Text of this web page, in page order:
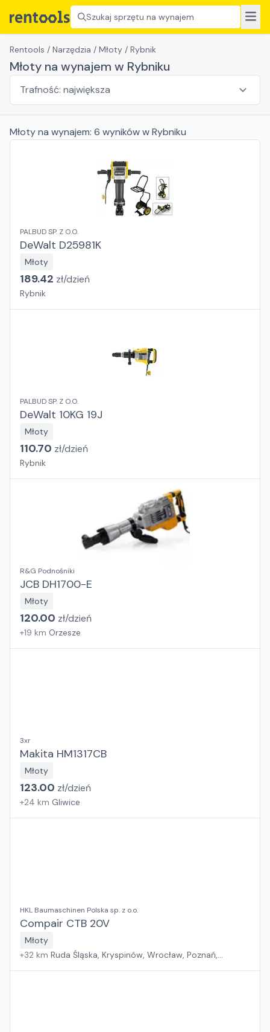
Szukaj sprzętu na wynajem
Rentools / Narzędzia / Młoty / Rybnik
Młoty na wynajem w Rybniku
Młotyna wynajem: 6 wynikóww Rybniku
PALBUD SP. Z O.O.
DeWalt D25981K
Młoty
189.42 zł/dzień
Rybnik
PALBUD SP. Z O.O.
DeWalt 10KG 19J
Młoty
110.70 zł/dzień
Rybnik
R&G Podnośniki
JCB DH1700-E
Młoty
120.00 zł/dzień
+19 km Orzesze
3xr
Makita HM1317CB
Młoty
123.00 zł/dzień
+24 km Gliwice
HKL Baumaschinen Polska sp. z o.o.
Compair CTB 20V
Młoty
+32 km Ruda Śląska, Kryspinów, Wrocław, Poznań,